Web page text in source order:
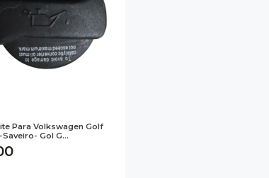
Para Volkswagen Golf
Saveiro- Gol G...